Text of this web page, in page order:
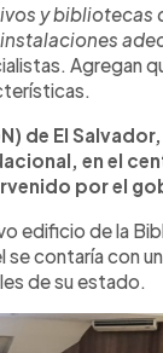
y bibliotecas
Agregan
de El
en el
por el
edificio de la
se contaría con
de su estado.